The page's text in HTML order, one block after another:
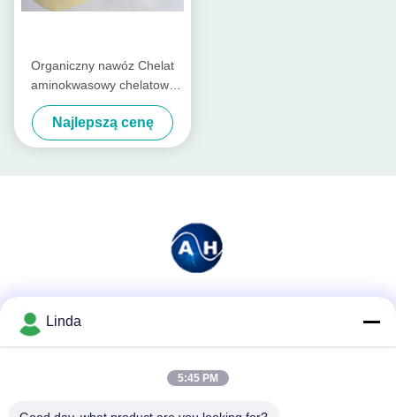
Organiczny nawóz Chelat
aminokwasowy chelatowy
dla buraków cukrowych
Najlepszą cenę
Linda
5:45 PM